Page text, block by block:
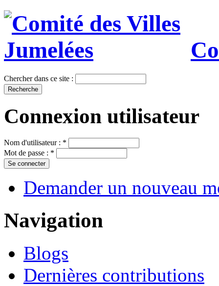
Chercher dans ce site :
Connexion utilisateur
Nom d'utilisateur : *
Mot de passe : *
Demander un nouveau
Navigation
Blogs
Dernières contributions